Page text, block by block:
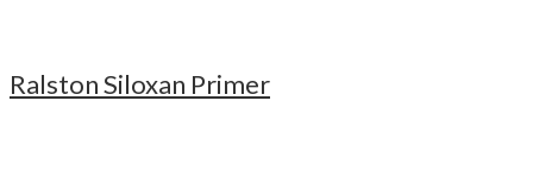
Ralston Siloxan Primer